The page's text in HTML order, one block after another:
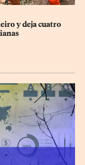
y deja cuatro